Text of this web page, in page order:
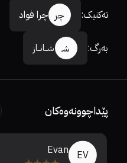
تەکنیک: چر چرا فواد
بەرگ: شـ شــانــاز
پێداچوونەوەکان
EV
Evan